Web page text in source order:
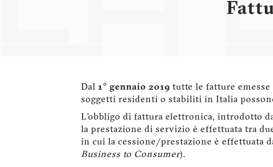
Dal 1° gennaio 2019 tutte le fatture
soggetti residenti o stabiliti in Italia
L’obbligo di fattura elettronica, introdotto
la prestazione di servizio è effettuata tra
in cui la cessione/prestazione è effettuata
Business to Consumer).